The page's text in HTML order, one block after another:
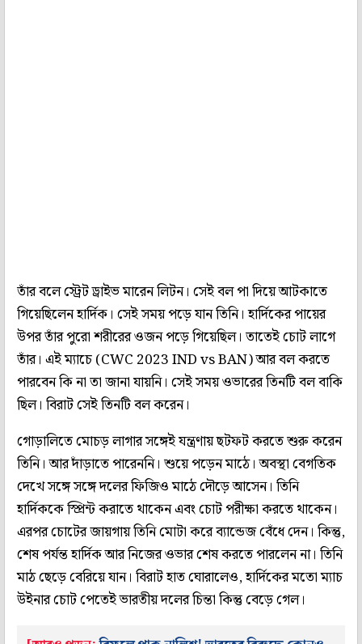
তাঁর বলে স্ট্রেট ড্রাইভ মারেন লিটন। সেই বল পা দিয়ে আটকাতে
গিয়েছিলেন হার্দিক। সেই সময় পড়ে যান তিনি। হার্দিকের পায়ের
উপর তাঁর পুরো শরীরের ওজন পড়ে গিয়েছিল। তাতেই চোট লাগে
তাঁর। এই ম্যাচে (CWC 2023 IND vs BAN) আর বল করতে
পারবেন কি না তা জানা যায়নি। সেই সময় ওভারের তিনটি বল বাকি
ছিল। বিরাট সেই তিনটি বল করেন।
গোড়ালিতে মোচড় লাগার সঙ্গেই যন্ত্রণায় ছটফট করতে শুরু করেন
তিনি। আর দাঁড়াতে পারেননি। শুয়ে পড়েন মাঠে। অবস্থা বেগতিক
দেখে সঙ্গে সঙ্গে দলের ফিজিও মাঠে দৌড়ে আসেন। তিনি
হার্দিককে স্প্রিন্ট করাতে থাকেন এবং চোট পরীক্ষা করতে থাকেন।
এরপর চোটের জায়গায় তিনি মোটা করে ব্যান্ডেজ বেঁধে দেন। কিন্তু,
শেষ পর্যন্ত হার্দিক আর নিজের ওভার শেষ করতে পারলেন না। তিনি
মাঠ ছেড়ে বেরিয়ে যান। বিরাট হাত ঘোরালেও, হার্দিকের মতো ম্যাচ
উইনার চোট পেতেই ভারতীয় দলের চিন্তা কিন্তু বেড়ে গেল।